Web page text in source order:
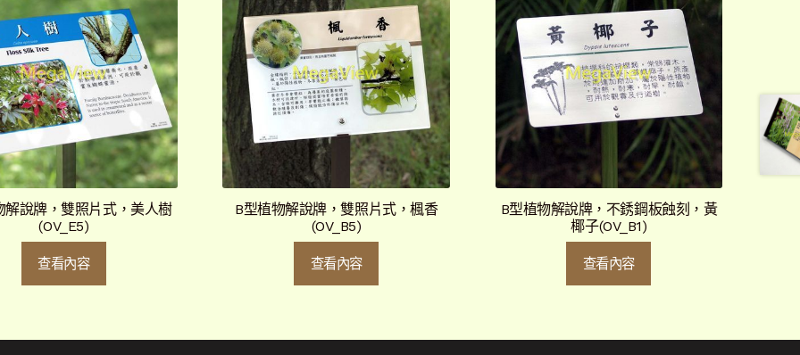
解說牌，雙照片式，美人樹
(OV_E5)
查看內容
B型植物解說牌，雙照片式，楓香
(OV_B5)
查看內容
B型植物解說牌，不銹鋼板蝕刻，黃
椰子(OV_B1)
查看內容